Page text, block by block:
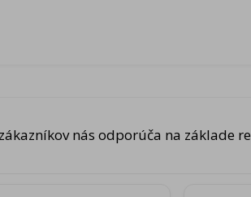
zákazníkov nás odporúča na základe